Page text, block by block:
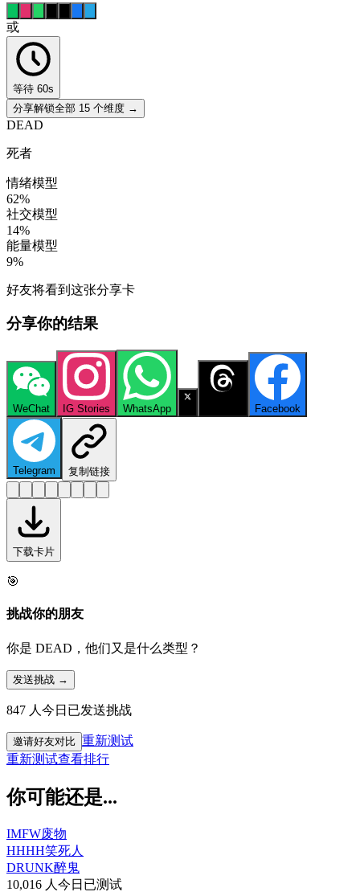
或
等待 60s
分享解锁全部 15 个维度 →
DEAD
死者
情绪模型
62%
社交模型
14%
能量模型
9%
好友将看到这张分享卡
分享你的结果
WeChat IG Stories WhatsApp Facebook
Telegram 复制链接
下载卡片
🎯
挑战你的朋友
你是 DEAD，他们又是什么类型？
发送挑战 →
847 人今日已发送挑战
邀请好友对比 重新测试
重新测试查看排行
你可能还是...
IMFW废物
HHHH笑死人
DRUNK醉鬼
10,016 人今日已测试